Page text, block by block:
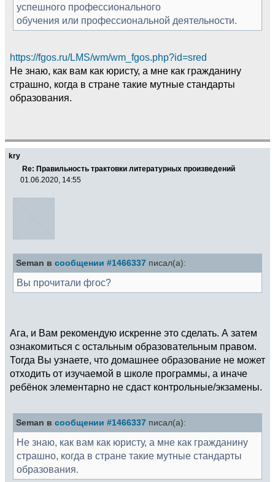
успешного профессионального
обучения или профессиональной деятельности.
https://fgos.ru/LMS/wm/wm_fgos.php?id=sred
Не знаю, как вам как юристу, а мне как гражданину
страшно, когда в стране такие мутные стандарты
образования.
kry
Re: Правильность трактовки литературных произведений
01.06.2020, 14:55
Seman в сообщении #1466337 писал(а):
Вы прочитали фгос?
Ага, и Вам рекомендую искренне это сделать. А затем
ознакомиться с остальным образовательным правом.
Тогда Вы узнаете, что домашнее образование не может
отходить от изучаемой в школе программы, а иначе
ребёнок элементарно не сдаст контрольные/экзамены.
Seman в сообщении #1466337 писал(а):
Не знаю, как вам как юристу, а мне как гражданину
страшно, когда в стране такие мутные стандарты
образования.